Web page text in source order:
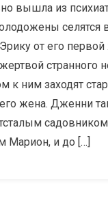
вышла из
селятся
от его
странного
к ним заходят
жена. Дженни
Марион, и до […]